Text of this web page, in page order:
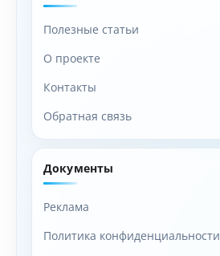
Полезные статьи
О проекте
Контакты
Обратная связь
Документы
Реклама
Политика конфиденциальности